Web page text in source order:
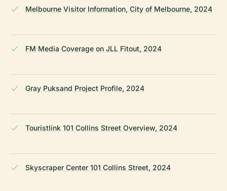
Melbourne Visitor Information, City of Melbourne, 2024
FM Media Coverage on JLL Fitout, 2024
Gray Puksand Project Profile, 2024
Touristlink 101 Collins Street Overview, 2024
Skyscraper Center 101 Collins Street, 2024